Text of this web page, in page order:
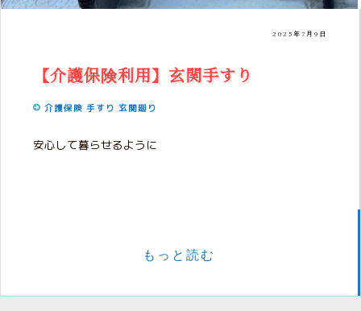
2025年7月9日
【介護保険利用】玄関手すり
介護保険 手すり 玄関廻り
安心して暮らせるように
もっと読む